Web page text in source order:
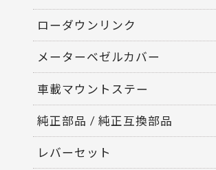
ローダウンリンク
メーターベゼルカバー
車載マウントステー
純正部品 / 純正互換部品
レバーセット